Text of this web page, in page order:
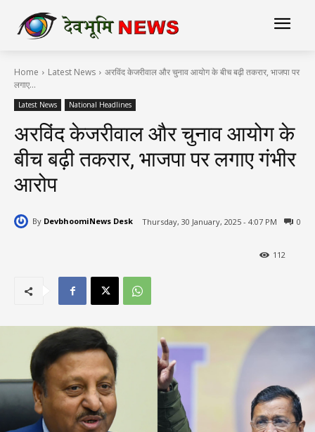
Home Latest News
अरविंद केजरीवाल और चुनाव आयोग के बीच बढ़ी तकरार, भाजपा पर
लगाए...
Latest News National Headlines
अरविंद केजरीवाल और चुनाव आयोग के
बीच बढ़ी तकरार, भाजपा पर लगाए गंभीर
आरोप
By DevbhoomiNews Desk Thursday, 30 January, 2025 - 4:07 PM 0
112